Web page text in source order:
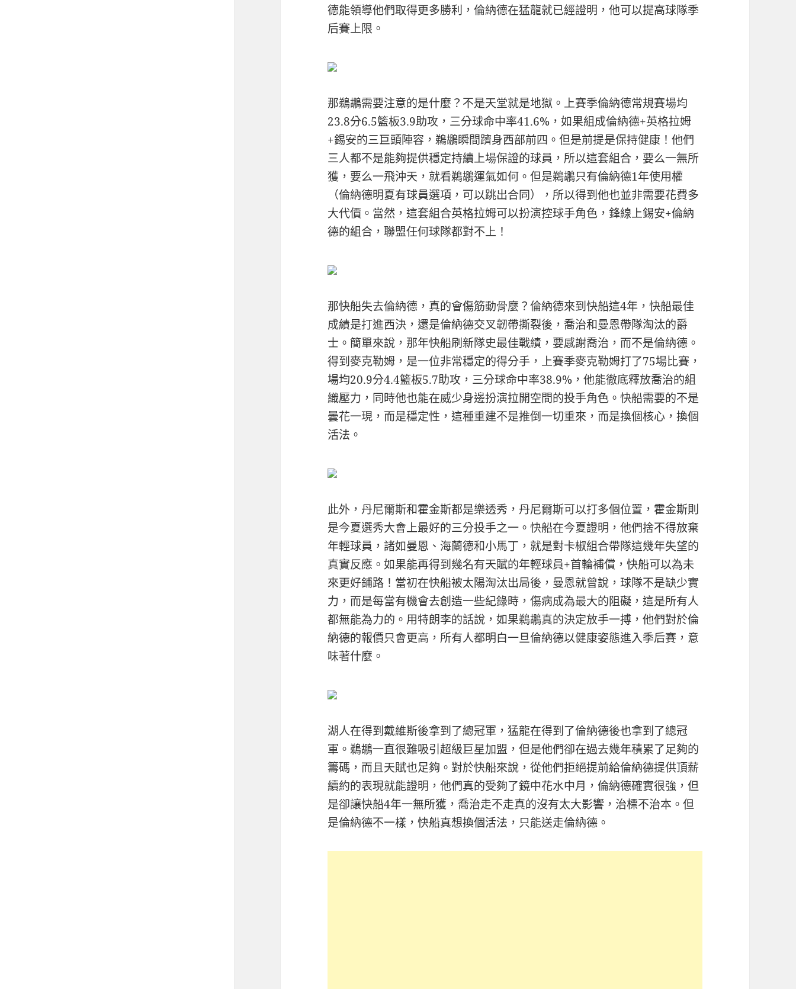
德能領導他們取得更多勝利，倫納德在猛龍就已經證明，他可以提高球隊季
后賽上限。
那鵜鶘需要注意的是什麼？不是天堂就是地獄。上賽季倫納德常規賽場均
23.8分6.5籃板3.9助攻，三分球命中率41.6%，如果組成倫納德+英格拉姆
+錫安的三巨頭陣容，鵜鶘瞬間躋身西部前四。但是前提是保持健康！他們
三人都不是能夠提供穩定持續上場保證的球員，所以這套組合，要么一無所
獲，要么一飛沖天，就看鵜鶘運氣如何。但是鵜鶘只有倫納德1年使用權
（倫納德明夏有球員選項，可以跳出合同），所以得到他也並非需要花費多
大代價。當然，這套組合英格拉姆可以扮演控球手角色，鋒線上錫安+倫納
德的組合，聯盟任何球隊都對不上！
那快船失去倫納德，真的會傷筋動骨麼？倫納德來到快船這4年，快船最佳
成績是打進西決，還是倫納德交叉韌帶撕裂後，喬治和曼恩帶隊淘汰的爵
士。簡單來說，那年快船刷新隊史最佳戰績，要感謝喬治，而不是倫納德。
得到麥克勒姆，是一位非常穩定的得分手，上賽季麥克勒姆打了75場比賽，
場均20.9分4.4籃板5.7助攻，三分球命中率38.9%，他能徹底釋放喬治的組
織壓力，同時他也能在威少身邊扮演拉開空間的投手角色。快船需要的不是
曇花一現，而是穩定性，這種重建不是推倒一切重來，而是換個核心，換個
活法。
此外，丹尼爾斯和霍金斯都是樂透秀，丹尼爾斯可以打多個位置，霍金斯則
是今夏選秀大會上最好的三分投手之一。快船在今夏證明，他們捨不得放棄
年輕球員，諸如曼恩、海蘭德和小馬丁，就是對卡椒組合帶隊這幾年失望的
真實反應。如果能再得到幾名有天賦的年輕球員+首輪補償，快船可以為未
來更好鋪路！當初在快船被太陽淘汰出局後，曼恩就曾說，球隊不是缺少實
力，而是每當有機會去創造一些紀錄時，傷病成為最大的阻礙，這是所有人
都無能為力的。用特朗李的話說，如果鵜鶘真的決定放手一搏，他們對於倫
納德的報價只會更高，所有人都明白一旦倫納德以健康姿態進入季后賽，意
味著什麼。
湖人在得到戴維斯後拿到了總冠軍，猛龍在得到了倫納德後也拿到了總冠
軍。鵜鶘一直很難吸引超級巨星加盟，但是他們卻在過去幾年積累了足夠的
籌碼，而且天賦也足夠。對於快船來說，從他們拒絕提前給倫納德提供頂薪
續約的表現就能證明，他們真的受夠了鏡中花水中月，倫納德確實很強，但
是卻讓快船4年一無所獲，喬治走不走真的沒有太大影響，治標不治本。但
是倫納德不一樣，快船真想換個活法，只能送走倫納德。